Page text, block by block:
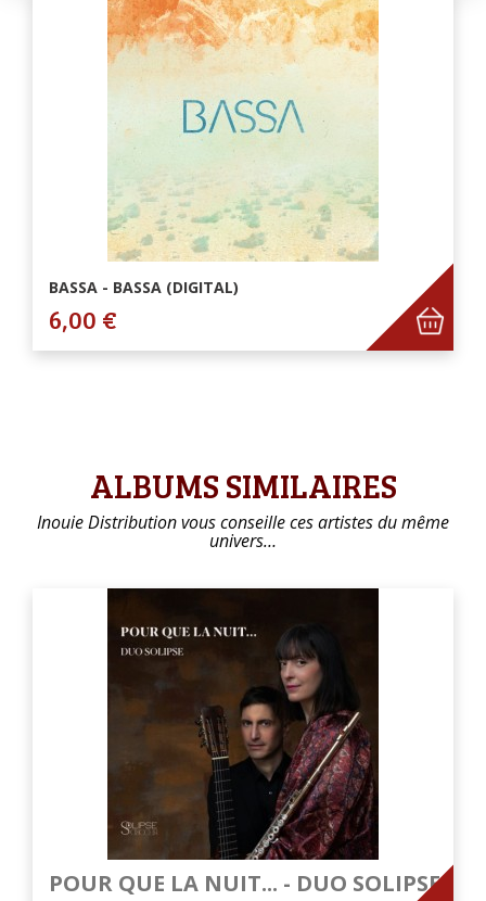
BASSA - BASSA (DIGITAL)
6,00 €
ALBUMS SIMILAIRES
Inouie Distribution vous conseille ces artistes du même
univers…
POUR QUE LA NUIT... - DUO SOLIPSE